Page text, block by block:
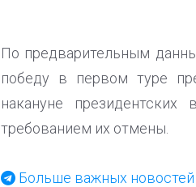
По предварительным
победу в первом туре
накануне
требованием их отмены.
Больше важных новостей